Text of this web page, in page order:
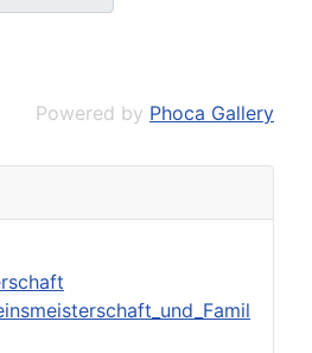
Powered by Phoca Gallery